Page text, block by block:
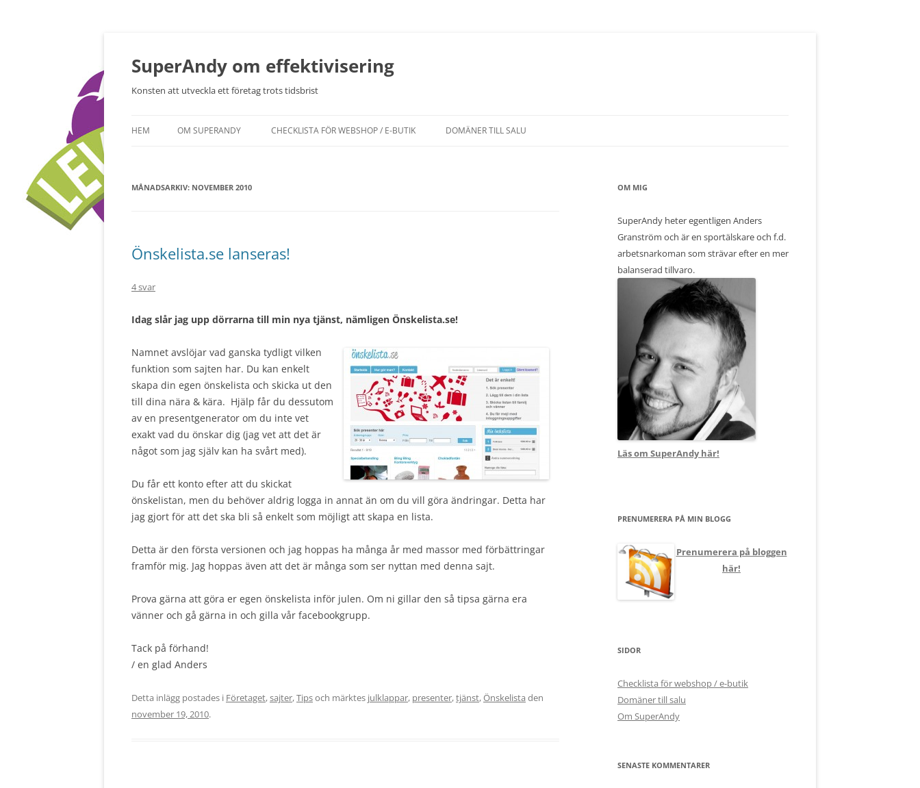
SuperAndy om effektivisering
Konsten att utveckla ett företag trots tidsbrist
HEM OM SUPERANDY CHECKLISTA FÖR WEBSHOP / E-BUTIK DOMÄNER TILL SALU
MÅNADSARKIV: NOVEMBER 2010
Önskelista.se lanseras!
4 svar
Idag slår jag upp dörrarna till min nya tjänst, nämligen Önskelista.se!
Namnet avslöjar vad ganska tydligt vilken
funktion som sajten har. Du kan enkelt
skapa din egen önskelista och skicka ut den
till dina nära & kära. Hjälp får du dessutom
av en presentgenerator om du inte vet
exakt vad du önskar dig (jag vet att det är
något som jag själv kan ha svårt med).
Du får ett konto efter att du skickat
önskelistan, men du behöver aldrig logga in annat än om du vill göra ändringar. Detta har
jag gjort för att det ska bli så enkelt som möjligt att skapa en lista.
Detta är den första versionen och jag hoppas ha många år med massor med förbättringar
framför mig. Jag hoppas även att det är många som ser nyttan med denna sajt.
Prova gärna att göra er egen önskelista inför julen. Om ni gillar den så tipsa gärna era
vänner och gå gärna in och gilla vår facebookgrupp.
Tack på förhand!
/ en glad Anders
Detta inlägg postades i Företaget,sajter,Tipsoch märktes julklappar, presenter,tjänst,Önskelista den
november 19, 2010.
OM MIG
SuperAndy heter egentligen Anders
Granström och är en sportälskare och f.d.
arbetsnarkoman som strävar efter en mer
balanserad tillvaro.
Läs om SuperAndy här!
PRENUMERERA PÅ MIN BLOGG
Prenumerera på bloggen
här!
SIDOR
Checklista för webshop / e-butik
Domäner till salu
Om SuperAndy
SENASTE KOMMENTARER